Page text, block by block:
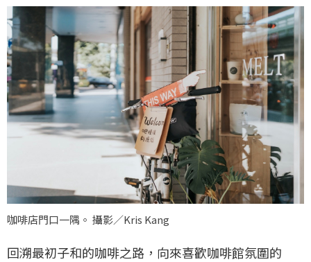
咖啡店門口一隅。 攝影／Kris Kang
回溯最初子和的咖啡之路，向來喜歡咖啡館氛圍的